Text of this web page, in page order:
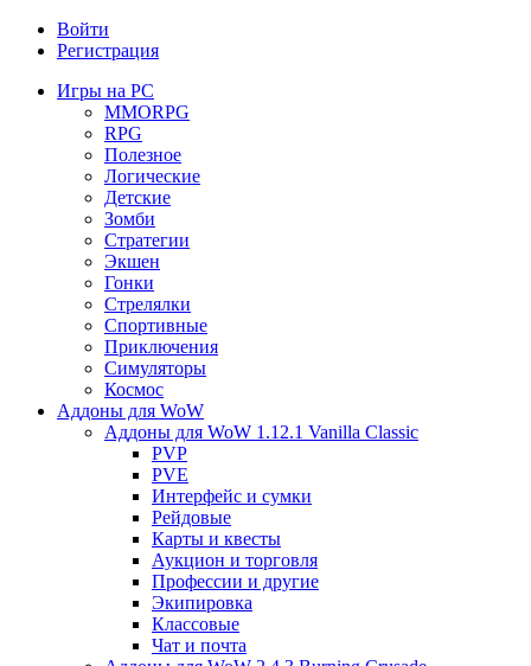
Войти
Регистрация
Игры на PC
MMORPG
RPG
Полезное
Логические
Детские
Зомби
Стратегии
Экшен
Гонки
Стрелялки
Спортивные
Приключения
Симуляторы
Космос
Аддоны для WoW
Аддоны для WoW 1.12.1 Vanilla Classic
PVP
PVE
Интерфейс и сумки
Рейдовые
Карты и квесты
Аукцион и торговля
Профессии и другие
Экипировка
Классовые
Чат и почта